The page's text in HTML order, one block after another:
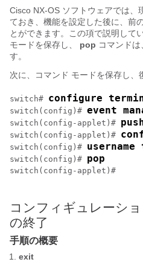
Cisco NX-OS ソフトウェアでは、
ておき、機能を設定した後に、前
とができます。この項で説明して
モードを保存し、 pop コマンド
す。
次に、コマンド モードを保存し、
switch# configure
switch(config)# event
switch(config-applet)#
switch(config-applet)#
switch(config)#
switch(config)# pop
switch(config-applet)#
コンフィギュレーシ
の終了
手順の概要
exit